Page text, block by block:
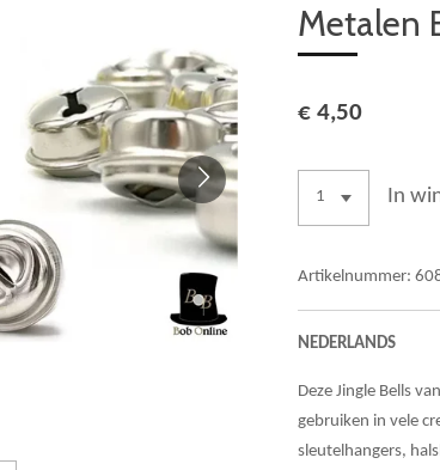
Metalen
€ 4,50
In
Artikelnummer:
NEDERLANDS
Deze Jingle Bells
gebruiken in vele
sleutelhangers,